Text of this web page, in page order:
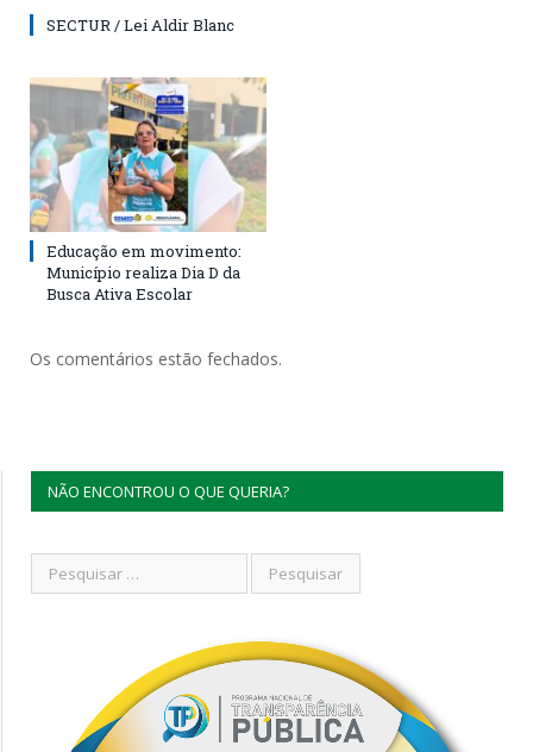
SECTUR / Lei Aldir Blanc
Educação em movimento:
Município realiza Dia D da
Busca Ativa Escolar
Os comentários estão fechados.
NÃO ENCONTROU O QUE QUERIA?